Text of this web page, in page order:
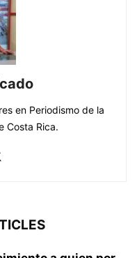
en Periodismo de la
Costa Rica.